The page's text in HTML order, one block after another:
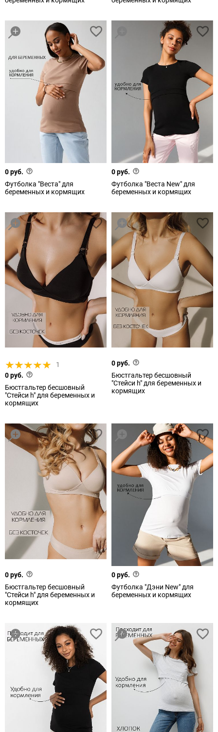
0 руб.
Футболка "Веста" для
беременных и кормящих
0 руб.
Футболка "Веста New" для
беременных и кормящих
1
0 руб.
Бюстгальтер бесшовный
"Стейси h" для беременных и
кормящих
0 руб.
Бюстгальтер бесшовный
"Стейси h" для беременных и
кормящих
0 руб.
Бюстгальтер бесшовный
"Стейси h" для беременных и
кормящих
0 руб.
Футболка "Дэни New" для
беременных и кормящих